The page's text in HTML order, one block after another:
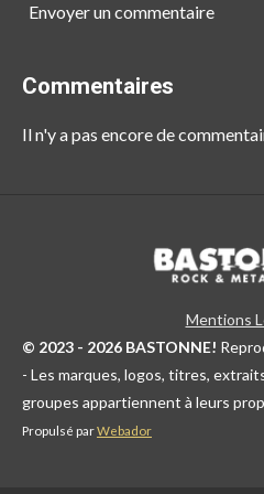
Envoyer un commentaire
Commentaires
Il n'y a pas encore de
Mentions
© 2023 - 2026 BASTONNE!
- Les marques, logos, titres,
groupes appartiennent à leurs
Propulsé parWebador